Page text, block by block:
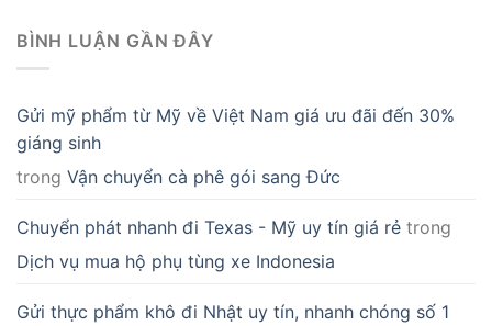
BÌNH LUẬN GẦN ĐÂY
Gửi mỹ phẩm từ Mỹ về Việt Nam giá ưu đãi đến 30%
giáng sinh
trong Vận chuyển cà phê gói sang Đức
Chuyển phát nhanh đi Texas - Mỹ uy tín giá rẻ trong
Dịch vụ mua hộ phụ tùng xe Indonesia
Gửi thực phẩm khô đi Nhật uy tín, nhanh chóng số 1